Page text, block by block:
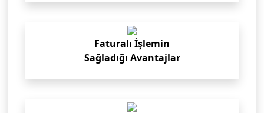
Faturalı İşlemin
Sağladığı Avantajlar